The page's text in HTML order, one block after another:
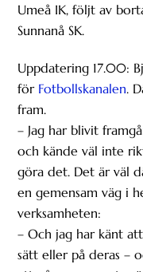
Umeå IK, följt av
Sunnanå SK.
Uppdatering 17.00:
för Fotbollskanalen.
fram.
– Jag har blivit
och kände väl inte
göra det. Det är väl
en gemensam väg i
verksamheten:
– Och jag har känt
sätt eller på deras –